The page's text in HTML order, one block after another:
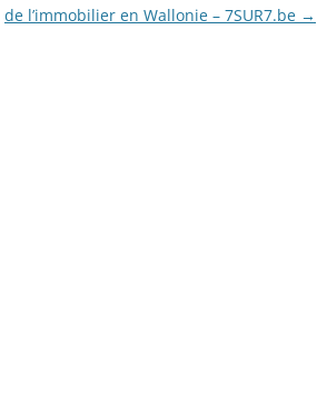
de l’immobilier en Wallonie – 7SUR7.be →